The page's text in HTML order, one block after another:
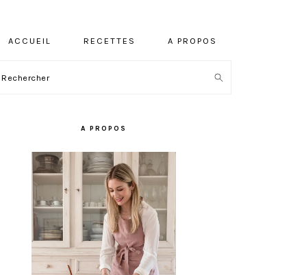
ACCUEIL RECETTES A PROPOS
Rechercher
A PROPOS